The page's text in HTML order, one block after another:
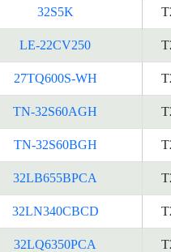
32S5K
LE-22CV250
27TQ600S-WH
TN-32S60AGH
TN-32S60BGH
32LB655BPCA
32LN340CBCD
32LQ6350PCA